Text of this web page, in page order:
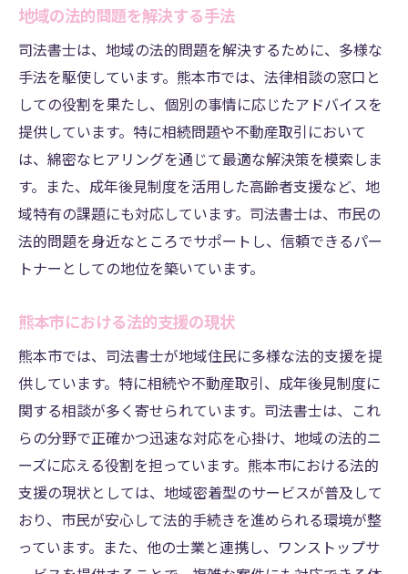
地域の法的問題を解決する手法
司法書士は、地域の法的問題を解決するために、多様な
手法を駆使しています。熊本市では、法律相談の窓口と
しての役割を果たし、個別の事情に応じたアドバイスを
提供しています。特に相続問題や不動産取引において
は、綿密なヒアリングを通じて最適な解決策を模索しま
す。また、成年後見制度を活用した高齢者支援など、地
域特有の課題にも対応しています。司法書士は、市民の
法的問題を身近なところでサポートし、信頼できるパー
トナーとしての地位を築いています。
熊本市における法的支援の現状
熊本市では、司法書士が地域住民に多様な法的支援を提
供しています。特に相続や不動産取引、成年後見制度に
関する相談が多く寄せられています。司法書士は、これ
らの分野で正確かつ迅速な対応を心掛け、地域の法的ニ
ーズに応える役割を担っています。熊本市における法的
支援の現状としては、地域密着型のサービスが普及して
おり、市民が安心して法的手続きを進められる環境が整
っています。また、他の士業と連携し、ワンストップサ